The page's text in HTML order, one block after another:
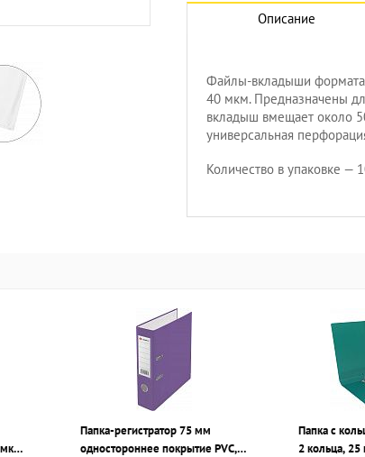
Увеличить изображение
Описание
Файлы-вкладыши
40 мкм. Предназначены
вкладыш вмещает около
универсальная
Количество в упаковке —
Папка-регистратор 75 мм
одностороннее покрытие PVC,
Папка с
2 кольца, 25 мм, пластик 700